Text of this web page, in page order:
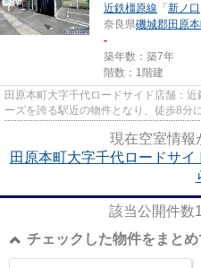
近鉄橿原線 「 新ノ口
奈良県磯城郡田原
-
築年数：築7年
階数：1階建
田原本町大字千代ロードサイド店舗：
ーズを誇る駅近の物件となり、徒歩8分
現在空室情報
田原本町大字千代ロードサ
該当公開件数
チェックした物件をまとめ